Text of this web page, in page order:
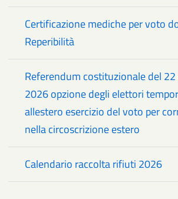
Certificazione mediche per voto
Reperibilità
Referendum costituzionale del
2026 opzione degli elettori
allestero esercizio del voto per
nella circoscrizione estero
Calendario raccolta rifiuti 2026